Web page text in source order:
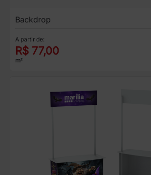
Backdrop
A partir de:
R$ 77,00
m²